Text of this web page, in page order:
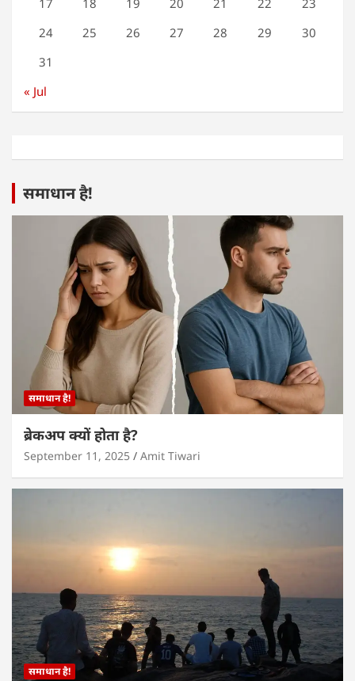
17 18 19 20 21 22
23
24
25 26 27 28 29
30
31
« Jul
समाधान है!
समाधान है!
ब्रेकअप क्यों होता है?
September 11, 2025 Amit Tiwari
समाधान है!